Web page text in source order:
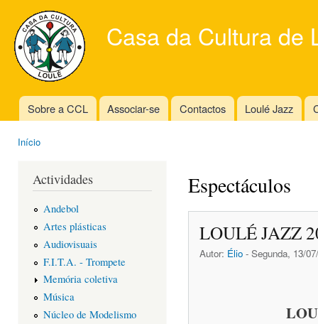
Casa da Cultura de
Main menu
Sobre a CCL Associar-se Contactos Loulé Jazz
Início
Actividades
Andebol
Artes plásticas
Audiovisuais
F.I.T.A. - Trompete
Memória coletiva
Música
Núcleo de Modelismo
Espectáculos
LOULÉ JAZZ
Autor: Élio - Segunda, 13/